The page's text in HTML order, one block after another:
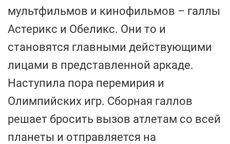
мультфильмов и кинофильмов – галлы
Астерикс и Обеликс. Они то и
становятся главными действующими
лицами в представленной аркаде.
Наступила пора перемирия и
Олимпийских игр. Сборная галлов
решает бросить вызов атлетам со всей
планеты и отправляется на